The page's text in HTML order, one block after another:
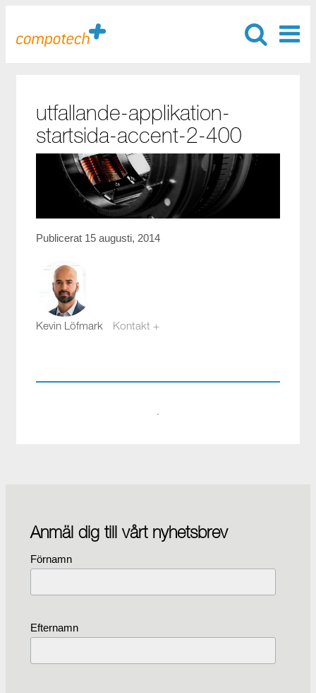
utfallande-applikation-
startsida-accent-2-400
Publicerat 15 augusti, 2014
Kevin Löfmark Kontakt +
·
Anmäl dig till vårt nyhetsbrev
Förnamn
Efternamn